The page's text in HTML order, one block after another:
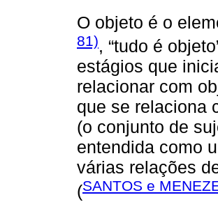
O objeto é o
81), “tudo é
estágios que
relacionar com
que se relaciona
(o conjunto de
entendida como
várias relações
(SANTOS e